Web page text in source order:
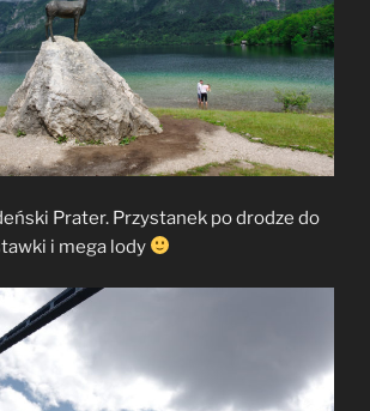
Prater. Przystanek po drodze do
i mega lody